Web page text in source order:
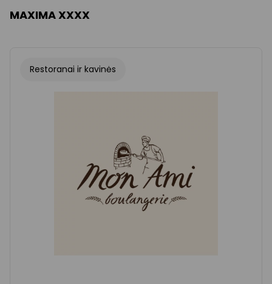
MAXIMA XXXX
Restoranai ir kavinės